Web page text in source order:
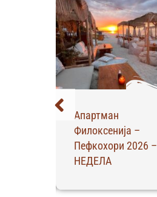
Апартман
Филоксенија –
Пефкохори 2026 –
НЕДЕЛА